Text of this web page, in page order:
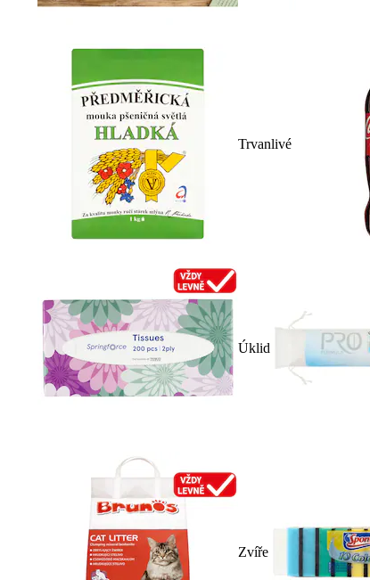
Trvanlivé
Úklid
Zvíře